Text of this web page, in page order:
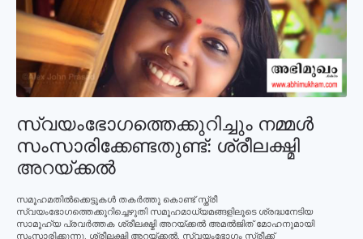
സ്വയംഭോഗത്തെക്കുറിച്ചും നമ്മള്‍
സംസാരിക്കേണ്ടതുണ്ട്: ശ്രീലക്ഷ്മി
അറയ്ക്കല്‍
സമൂഹമതില്‍ക്കെട്ടുകള്‍ തകര്‍ത്തു കൊണ്ട് സ്ത്രീ
സ്വയംഭോഗത്തെക്കുറിച്ചെഴുതി സമൂഹമാധ്യമങ്ങളിലൂടെ ശ്രദ്ധനേടിയ
സാമൂഹ്യ പ്രവര്‍ത്തക ശ്രീലക്ഷ്മി അറയ്ക്കല്‍ അമല്‍ജിത് മോഹനുമായി
സംസാരിക്കുന്നു. ശ്രീലക്ഷ്മി അറയ്ക്കല്‍, സ്വയംഭോഗം സ്ത്രീക്ക്